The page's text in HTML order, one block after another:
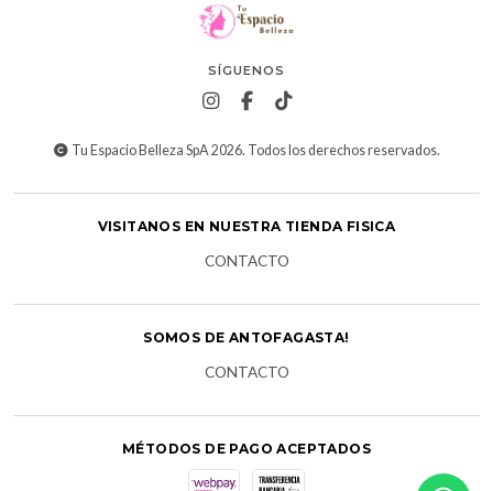
SÍGUENOS
Tu Espacio Belleza SpA 2026. Todos los derechos reservados.
VISITANOS EN NUESTRA TIENDA FISICA
CONTACTO
SOMOS DE ANTOFAGASTA!
CONTACTO
MÉTODOS DE PAGO ACEPTADOS